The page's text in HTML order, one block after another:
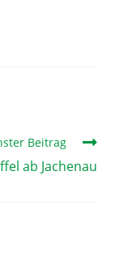
Beitrag
ab Jachenau